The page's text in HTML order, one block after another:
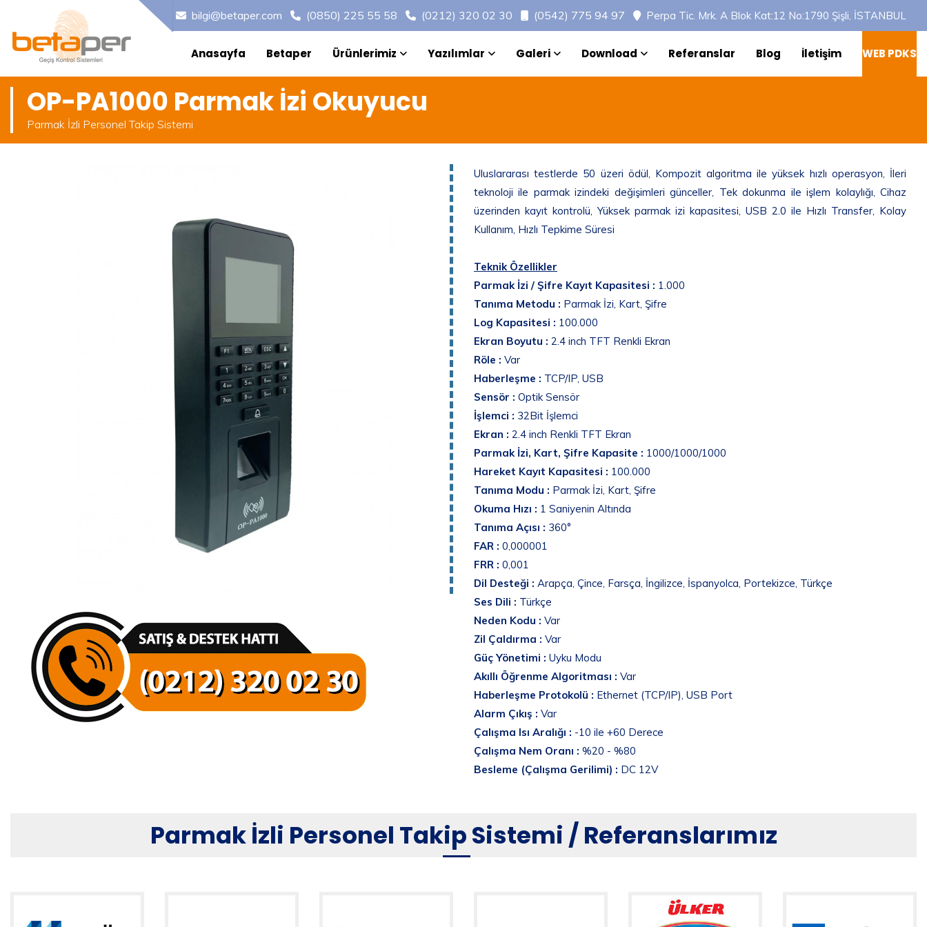
bilgi@betaper.com (0850) 225 55 58 (0212) 320 02 30 (0542) 775 94 97 Perpa Tic. Mrk. A Blok Kat:12 No:1790 Şişli, İSTANBUL
Anasayfa Betaper Ürünlerimiz Yazılımlar Galeri Download Referanslar Blog İletişim WEB PDKS
OP-PA1000 Parmak İzi Okuyucu
Parmak İzli Personel Takip Sistemi
Uluslararası testlerde 50 üzeri ödül, Kompozit algoritma ile yüksek hızlı operasyon, İleri
teknoloji ile parmak izindeki değişimleri günceller, Tek dokunma ile işlem kolaylığı, Cihaz
üzerinden kayıt kontrolü, Yüksek parmak izi kapasitesi, USB 2.0 ile Hızlı Transfer, Kolay
Kullanım, Hızlı Tepkime Süresi
Teknik Özellikler
Parmak İzi / Şifre Kayıt Kapasitesi : 1.000
Tanıma Metodu : Parmak İzi, Kart, Şifre
Log Kapasitesi : 100.000
Ekran Boyutu : 2.4 inch TFT Renkli Ekran
Röle : Var
Haberleşme : TCP/IP, USB
Sensör : Optik Sensör
İşlemci : 32Bit İşlemci
Ekran : 2.4 inch Renkli TFT Ekran
Parmak İzi, Kart, Şifre Kapasite : 1000/1000/1000
Hareket Kayıt Kapasitesi : 100.000
Tanıma Modu : Parmak İzi, Kart, Şifre
Okuma Hızı : 1 Saniyenin Altında
Tanıma Açısı : 360°
FAR : 0,000001
FRR : 0,001
Dil Desteği : Arapça, Çince, Farsça, İngilizce, İspanyolca, Portekizce, Türkçe
Ses Dili : Türkçe
Neden Kodu : Var
Zil Çaldırma : Var
Güç Yönetimi : Uyku Modu
Akıllı Öğrenme Algoritması : Var
Haberleşme Protokolü : Ethernet (TCP/IP), USB Port
Alarm Çıkış : Var
Çalışma Isı Aralığı : -10 ile +60 Derece
Çalışma Nem Oranı : %20 - %80
Besleme (Çalışma Gerilimi) : DC 12V
Parmak İzli Personel Takip Sistemi / Referanslarımız